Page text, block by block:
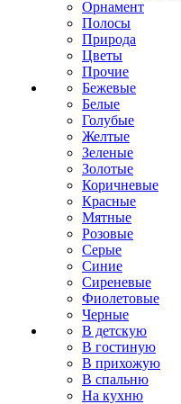
Орнамент
Полосы
Природа
Цветы
Прочие
Бежевые
Белые
Голубые
Желтые
Зеленые
Золотые
Коричневые
Красные
Мятные
Розовые
Серые
Синие
Сиреневые
Фиолетовые
Черные
В детскую
В гостиную
В прихожую
В спальню
На кухню